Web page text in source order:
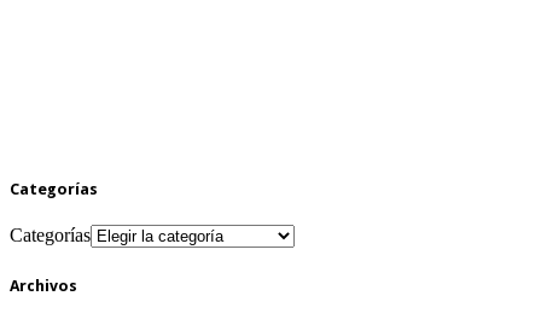
Categorías
Categorías
Archivos